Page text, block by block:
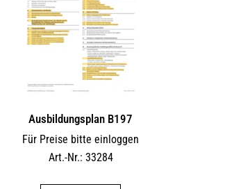
Ausbildungsplan B197
Für Preise bitte einloggen
Art.-Nr.: 33284